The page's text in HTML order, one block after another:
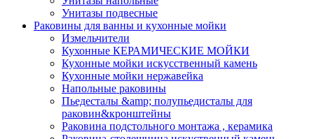
Унитазы подвесные
Раковины для ванны и кухонные мойки
Измельчители
Кухонные КЕРАМИЧЕСКИЕ МОЙКИ
Кухонные мойки искусственный камень
Кухонные мойки нержавейка
Напольные раковины
Пьедесталы &amp; полупьедисталы для
раковин&кронштейны
Раковина подстольного монтажа , керамика